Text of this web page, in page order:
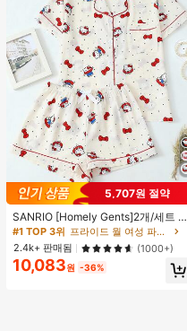
5,707원 절약
SANRIO [Homely Gents]2개/세트 여
성 프린트 라펠 반팔 버튼 포켓 상의
및 보우 반바지 잠옷 세트, 캐주얼 홈
웨어, 봄/여름에 적합
#1 TOP 3위
프라이드 월 여성 파자마 세트
높은 재방문 고객
거의 매진!
#1 TOP 3위
프라이드 월 여성 파자마 세트
높은 재방문 고객
거의 매진!
#1 TOP 3위
프라이드 월 여성 파자마 세트
높은 재방문 고객
거의 매진!
#1 TOP 3위
2.4k+ 판매됨 (1000+)
10,083원 -36%